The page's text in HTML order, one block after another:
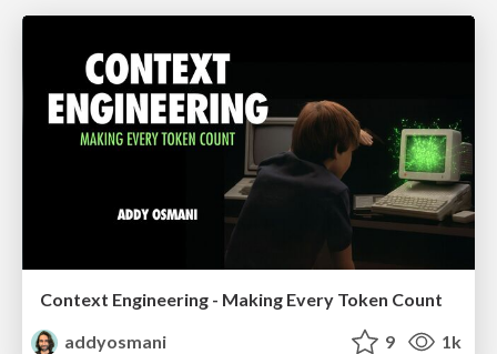
Context Engineering - Making Every Token Count
addyosmani
9 1k